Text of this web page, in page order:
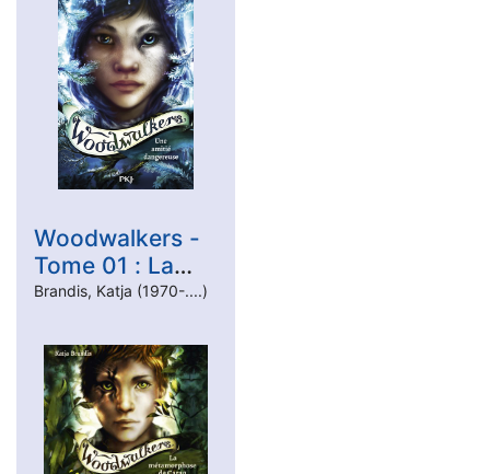
Woodwalkers -
Tome 01 : La
métamorphose
Brandis, Katja (1970-....)